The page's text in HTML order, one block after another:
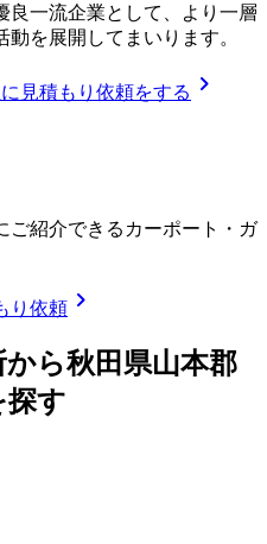
良一流企業として、より一層
を展開してまいります。
見積もり依頼をする chevron_right
ご紹介できる カーポート・ガ
り依頼 chevron_right
ら秋田県山本郡
探す